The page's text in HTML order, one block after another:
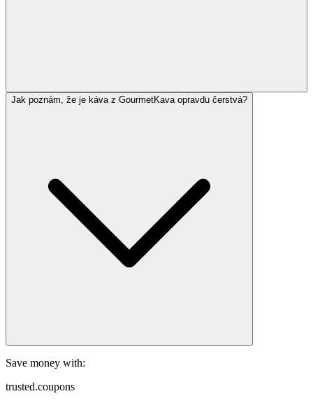
Jak poznám, že je káva z GourmetKava opravdu čerstvá?
Save money with:
trusted.coupons